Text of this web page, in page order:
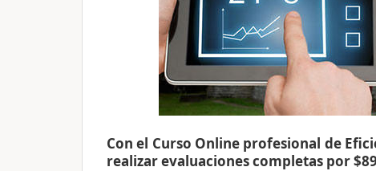
Con el Curso Online profesional de
realizar evaluaciones completas por